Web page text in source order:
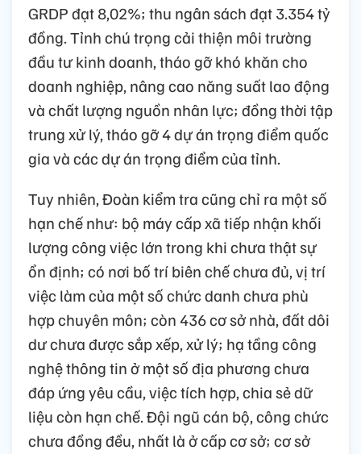
GRDP đạt 8,02%; thu ngân sách đạt 3.354 tỷ
đồng. Tỉnh chú trọng cải thiện môi trường
đầu tư kinh doanh, tháo gỡ khó khăn cho
doanh nghiệp, nâng cao năng suất lao động
và chất lượng nguồn nhân lực; đồng thời tập
trung xử lý, tháo gỡ 4 dự án trọng điểm quốc
gia và các dự án trọng điểm của tỉnh.
Tuy nhiên, Đoàn kiểm tra cũng chỉ ra một số
hạn chế như: bộ máy cấp xã tiếp nhận khối
lượng công việc lớn trong khi chưa thật sự
ổn định; có nơi bố trí biên chế chưa đủ, vị trí
việc làm của một số chức danh chưa phù
hợp chuyên môn; còn 436 cơ sở nhà, đất dôi
dư chưa được sắp xếp, xử lý; hạ tầng công
nghệ thông tin ở một số địa phương chưa
đáp ứng yêu cầu, việc tích hợp, chia sẻ dữ
liệu còn hạn chế. Đội ngũ cán bộ, công chức
chưa đồng đều, nhất là ở cấp cơ sở; cơ sở